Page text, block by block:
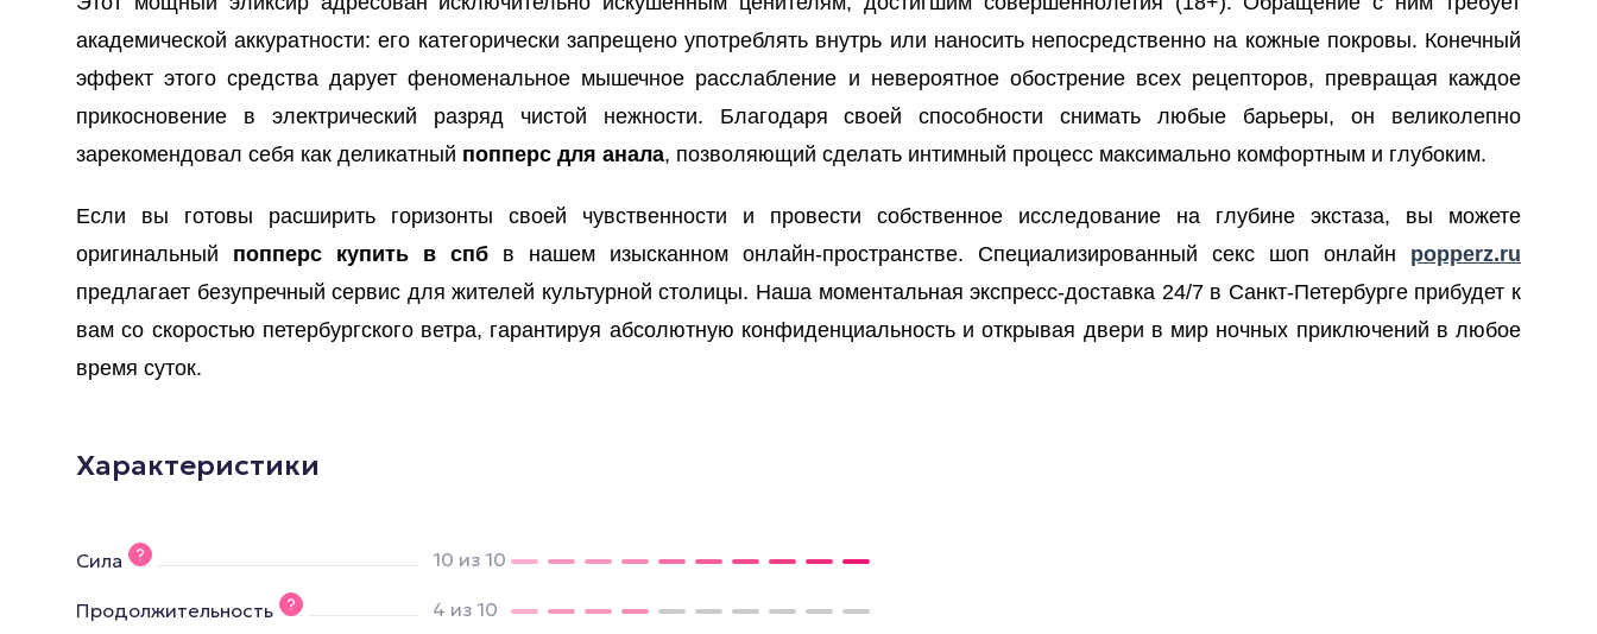
академической аккуратности: его категорически запрещено употреблять внутрь или наносить непосредственно на кожные покровы. Конечный
эффект этого средства дарует феноменальное мышечное расслабление и невероятное обострение всех рецепторов, превращая каждое
прикосновение в электрический разряд чистой нежности. Благодаря своей способности снимать любые барьеры, он великолепно
зарекомендовал себя как деликатный попперс для анала, позволяющий сделать интимный процесс максимально комфортным и глубоким.
Если вы готовы расширить горизонты своей чувственности и провести собственное исследование на глубине экстаза, вы можете
оригинальный попперс купить в спб в нашем изысканном онлайн-пространстве. Специализированный секс шоп онлайн popperz.ru
предлагает безупречный сервис для жителей культурной столицы. Наша моментальная экспресс-доставка 24/7 в Санкт-Петербурге прибудет к
вам со скоростью петербургского ветра, гарантируя абсолютную конфиденциальность и открывая двери в мир ночных приключений в любое
время суток.
Характеристики
Сила 10 из 10
Продолжительность 4 из 10